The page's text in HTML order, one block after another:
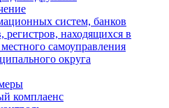
систем, банков
регистров, находящихся в
самоуправления
округа
комплаенс